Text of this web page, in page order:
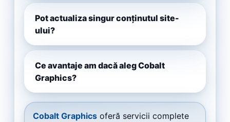
Pot actualiza singur conținutul site-
ului?
Ce avantaje am dacă aleg Cobalt
Graphics?
Cobalt Graphics oferă servicii complete